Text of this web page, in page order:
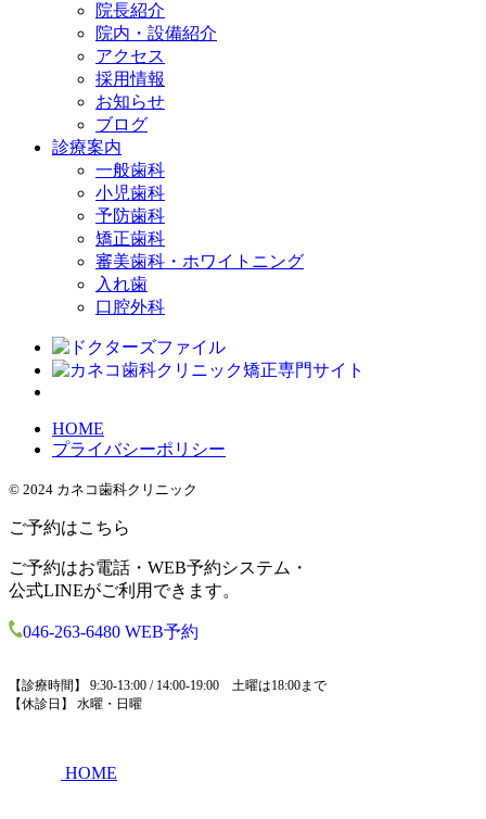
院長紹介
院内・設備紹介
アクセス
採用情報
お知らせ
ブログ
診療案内
一般歯科
小児歯科
予防歯科
矯正歯科
審美歯科・ホワイトニング
入れ歯
口腔外科
HOME
プライバシーポリシー
© 2024 カネコ歯科クリニック
ご予約はこちら
ご予約はお電話・WEB予約システム・
公式LINEがご利用できます。
046-263-6480 WEB予約
【診療時間】 9:30-13:00 / 14:00-19:00 土曜は18:00まで
【休診日】 水曜・日曜
HOME